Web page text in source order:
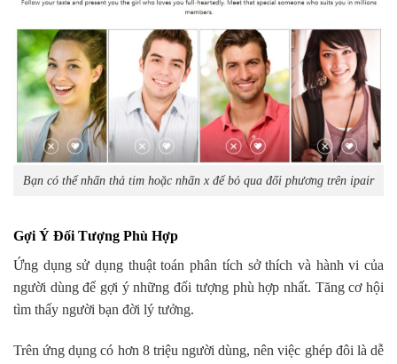
Bạn có thể nhấn thả tim hoặc nhấn x để bỏ qua đối phương trên ipair
Gợi Ý Đối Tượng Phù Hợp
Ứng dụng sử dụng thuật toán phân tích sở thích và hành vi của
người dùng để gợi ý những đối tượng phù hợp nhất. Tăng cơ hội
tìm thấy người bạn đời lý tưởng.
Trên ứng dụng có hơn 8 triệu người dùng, nên việc ghép đôi là dễ